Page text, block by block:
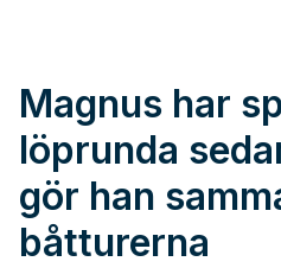
Magnus har
löprunda
gör han
båtturerna